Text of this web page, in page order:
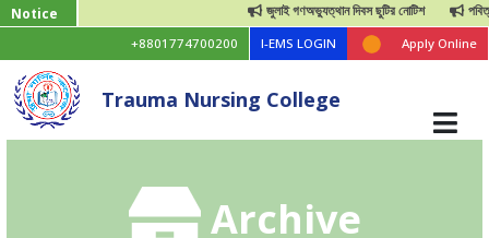
Notice জুলাই গণঅভ্যুত্থান দিবস ছুটির নোটিশ পবিত্র
+8801774700200 I-EMS LOGIN Apply Online
Trauma Nursing College
Archive